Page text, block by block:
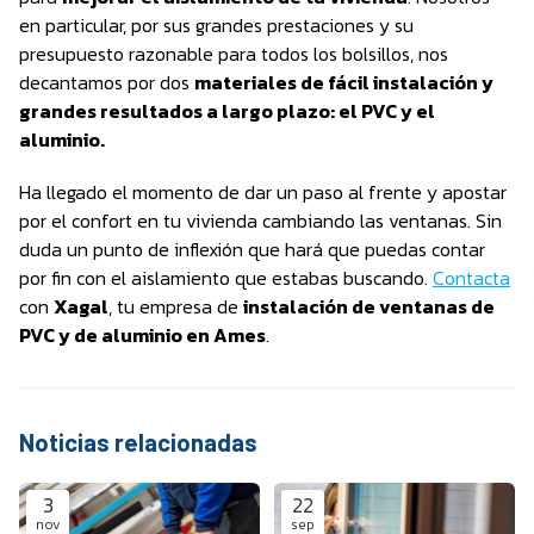
en particular, por sus grandes prestaciones y su
presupuesto razonable para todos los bolsillos, nos
decantamos por dos materiales de fácil instalación y
grandes resultados a largo plazo: el PVC y el
aluminio.
Ha llegado el momento de dar un paso al frente y apostar
por el confort en tu vivienda cambiando las ventanas. Sin
duda un punto de inflexión que hará que puedas contar
por fin con el aislamiento que estabas buscando. Contacta
con Xagal, tu empresa de instalación de ventanas de
PVC y de aluminio en Ames.
Noticias relacionadas
3
nov
22
sep